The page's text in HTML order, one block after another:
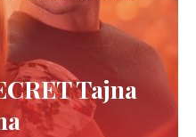
Tajna